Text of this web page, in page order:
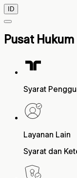
ID
Pusat Hukum
Syarat
Layanan Lain
Syarat dan